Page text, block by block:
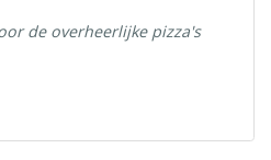
de overheerlijke pizza's